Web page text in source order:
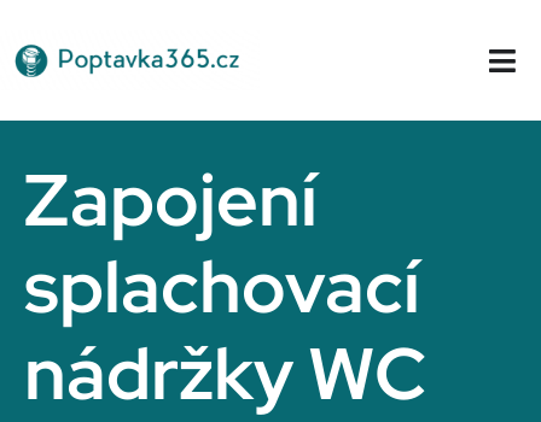
na
obsah
Zapojení
splachovací
nádržky WC